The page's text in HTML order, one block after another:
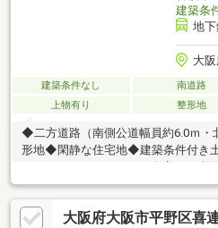
建築条
地
大
建築条件なし 南道路
上物有り
整形地
◆二方道路（南側公道幅員約6.0ｍ
形地◆閑静な住宅地◆建築条件付き
大阪府大阪市平野区喜